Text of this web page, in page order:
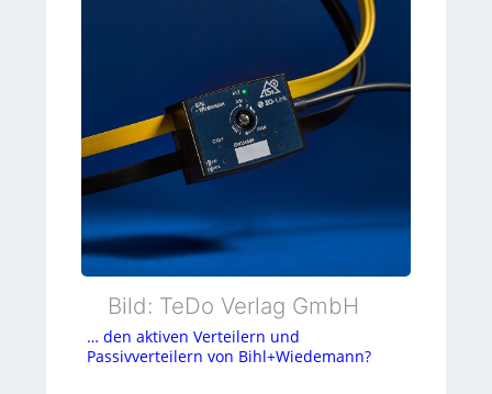
Bild: TeDo Verlag GmbH
… den aktiven Verteilern und
Passivverteilern von Bihl+Wiedemann?